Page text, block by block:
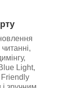
Light,